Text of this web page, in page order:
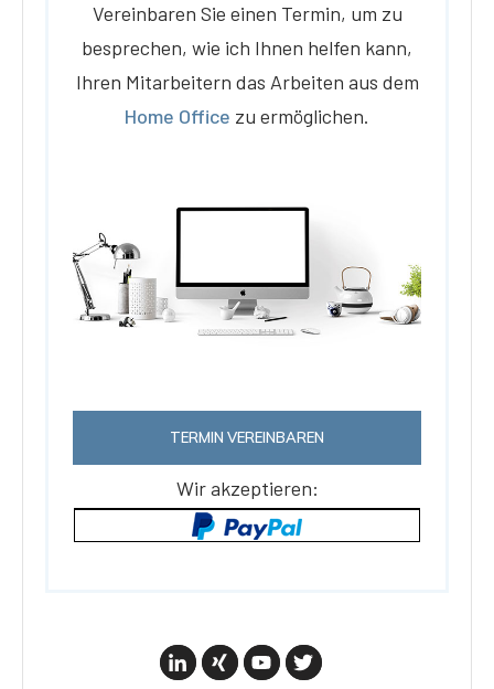
Vereinbaren Sie einen Termin, um zu
besprechen, wie ich Ihnen helfen kann,
Ihren Mitarbeitern das Arbeiten aus dem
Home Office zu ermöglichen.
TERMIN VEREINBAREN
Wir akzeptieren: